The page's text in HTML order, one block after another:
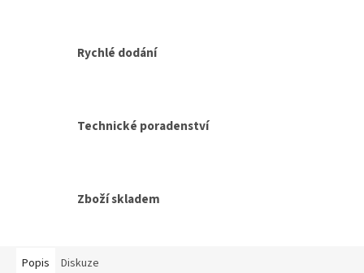
Rychlé dodání
Technické poradenství
Zboží skladem
Popis Diskuze